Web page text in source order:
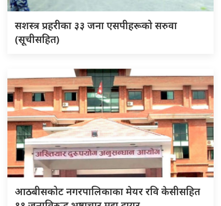
सशस्त्र प्रहरीका ३३ जना एसपीहरूको सरुवा
(सूचीसहित)
आठबीसकोट नगरपालिकाका मेयर रवि केसीसहित